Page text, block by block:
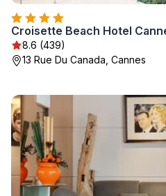
Croisette Beach Hotel
8.6 (439)
13 Rue Du Canada, Cannes